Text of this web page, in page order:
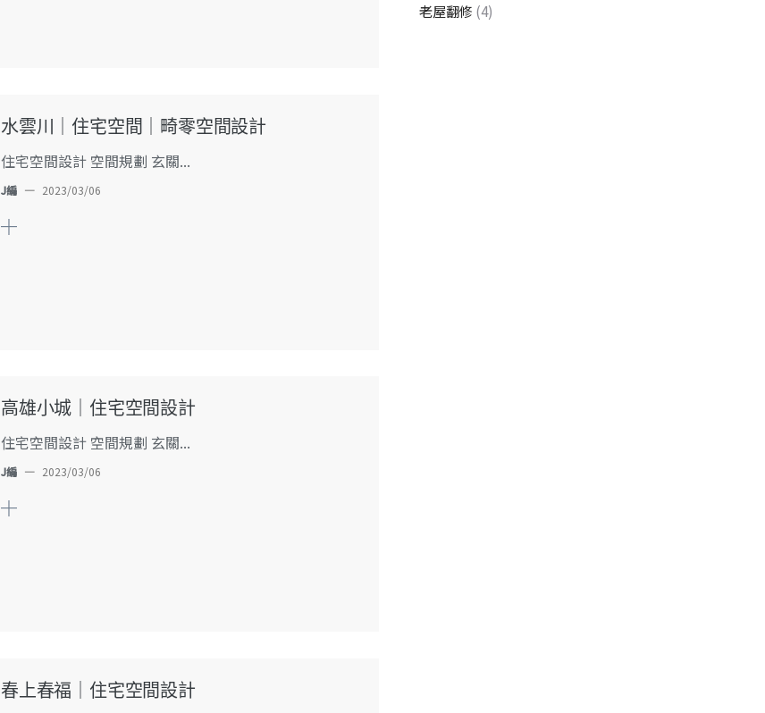
水雲川｜住宅空間｜畸零空間設計
住宅空間設計 空間規劃 玄關...
J編 — 2023/03/06
高雄小城｜住宅空間設計
住宅空間設計 空間規劃 玄關...
J編 — 2023/03/06
春上春福｜住宅空間設計
老屋翻修 (4)